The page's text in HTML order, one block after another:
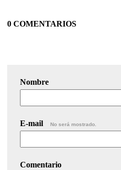
0 COMENTARIOS
Nombre
E-mail No será mostrado.
Comentario